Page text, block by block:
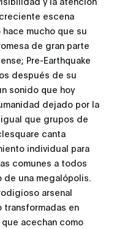
escena
mucho que su
de gran parte
Pre-Earthquake
después de su
sonido que hoy
dejado por la
que grupos de
canta
individual para
comunes a todos
una megalópolis.
arsenal
en
acechan como